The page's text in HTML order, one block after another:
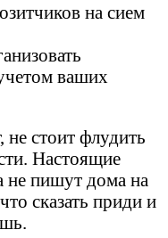
на сием
ваших
стоит флудить
Настоящие
не пишут дома на
сказать приди и